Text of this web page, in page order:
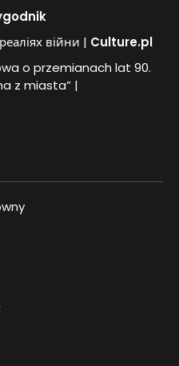
війни | Culture.pl
o przemianach lat 90.
z miasta” |